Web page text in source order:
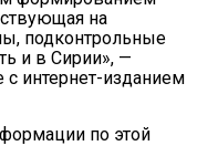
на
подконтрольные
и в Сирии», —
с интернет-изданием
по этой